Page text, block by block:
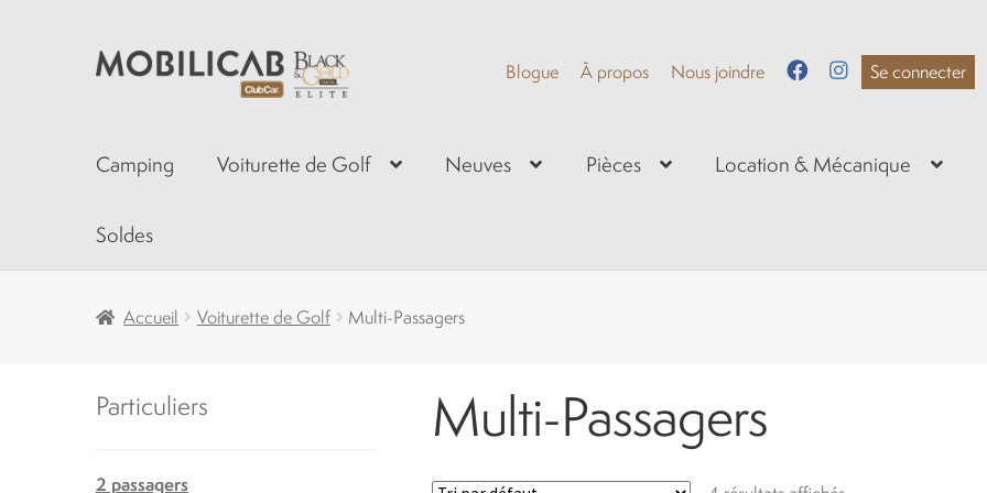
Aller
navigation
Aller
Blogue À propos Nous joindre Se connecter
Camping Voiturette de Golf Neuves Pièces Location & Mécanique
Soldes
Accueil Voiturette de Golf Multi-Passagers
Multi-Passagers
Particuliers
2 passagers